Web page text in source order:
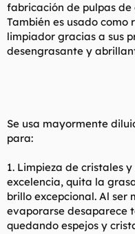
fabricación de pulpas
También es usado
limpiador gracias a sus
desengrasante y
Se usa mayormente
para:
1. Limpieza de cristales
excelencia, quita la
brillo excepcional. Al ser
evaporarse desaparece
quedando espejos y